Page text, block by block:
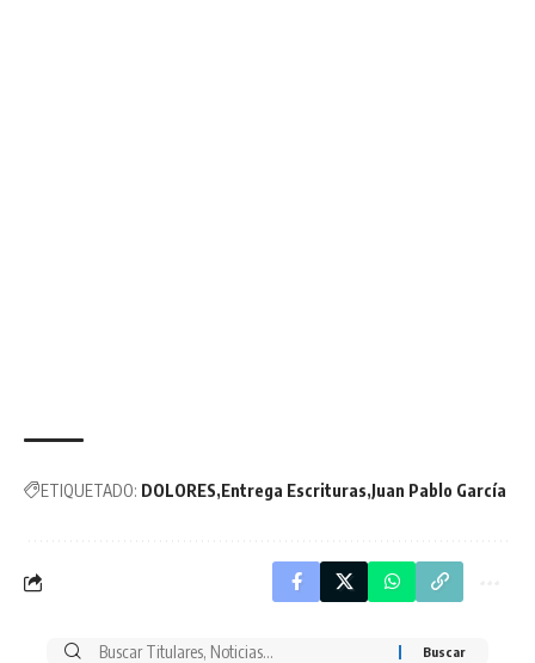
ETIQUETADO: DOLORES Entrega Escrituras Juan Pablo García
Buscar